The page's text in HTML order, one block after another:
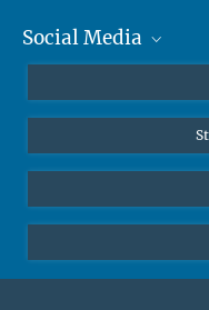
Social Media
Instagram
LinkedIn